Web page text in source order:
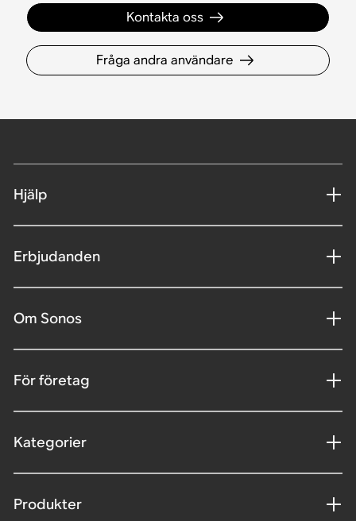
Kontakta oss
Fråga andra användare
Hjälp
Erbjudanden
Om Sonos
För företag
Kategorier
Produkter